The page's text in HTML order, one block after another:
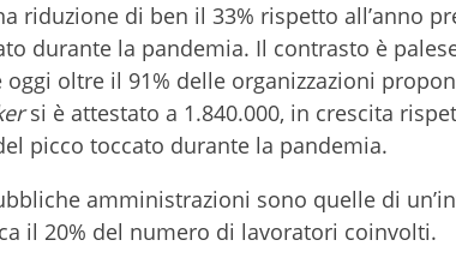
riduzione di ben il 33% rispetto all’anno
durante la pandemia. Il contrasto è
oltre il 91% delle organizzazioni
si è attestato a 1.840.000, in crescita
picco toccato durante la pandemia.
amministrazioni sono quelle di
il 20% del numero di lavoratori coinvolti.